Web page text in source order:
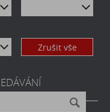
Zrušit vše